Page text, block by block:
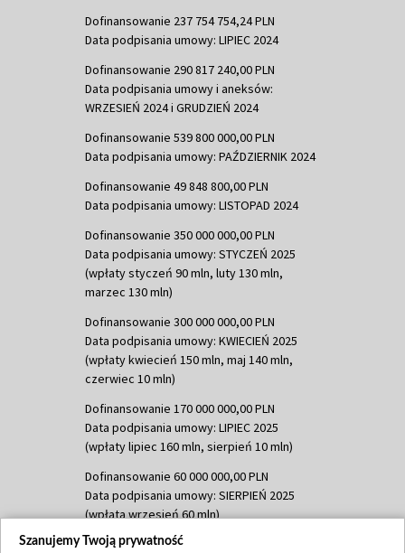
Dofinansowanie 237 754 754,24 PLN
Data podpisania umowy: LIPIEC 2024
Dofinansowanie 290 817 240,00 PLN
Data podpisania umowy i aneksów:
WRZESIEŃ 2024 i GRUDZIEŃ 2024
Dofinansowanie 539 800 000,00 PLN
Data podpisania umowy: PAŹDZIERNIK 2024
Dofinansowanie 49 848 800,00 PLN
Data podpisania umowy: LISTOPAD 2024
Dofinansowanie 350 000 000,00 PLN
Data podpisania umowy: STYCZEŃ 2025
(wpłaty styczeń 90 mln, luty 130 mln,
marzec 130 mln)
Dofinansowanie 300 000 000,00 PLN
Data podpisania umowy: KWIECIEŃ 2025
(wpłaty kwiecień 150 mln, maj 140 mln,
czerwiec 10 mln)
Dofinansowanie 170 000 000,00 PLN
Data podpisania umowy: LIPIEC 2025
(wpłaty lipiec 160 mln, sierpień 10 mln)
Dofinansowanie 60 000 000,00 PLN
Data podpisania umowy: SIERPIEŃ 2025
(wpłata wrzesień 60 mln)
Dofinansowanie 635 783 051,21 PLN
Szanujemy Twoją prywatność